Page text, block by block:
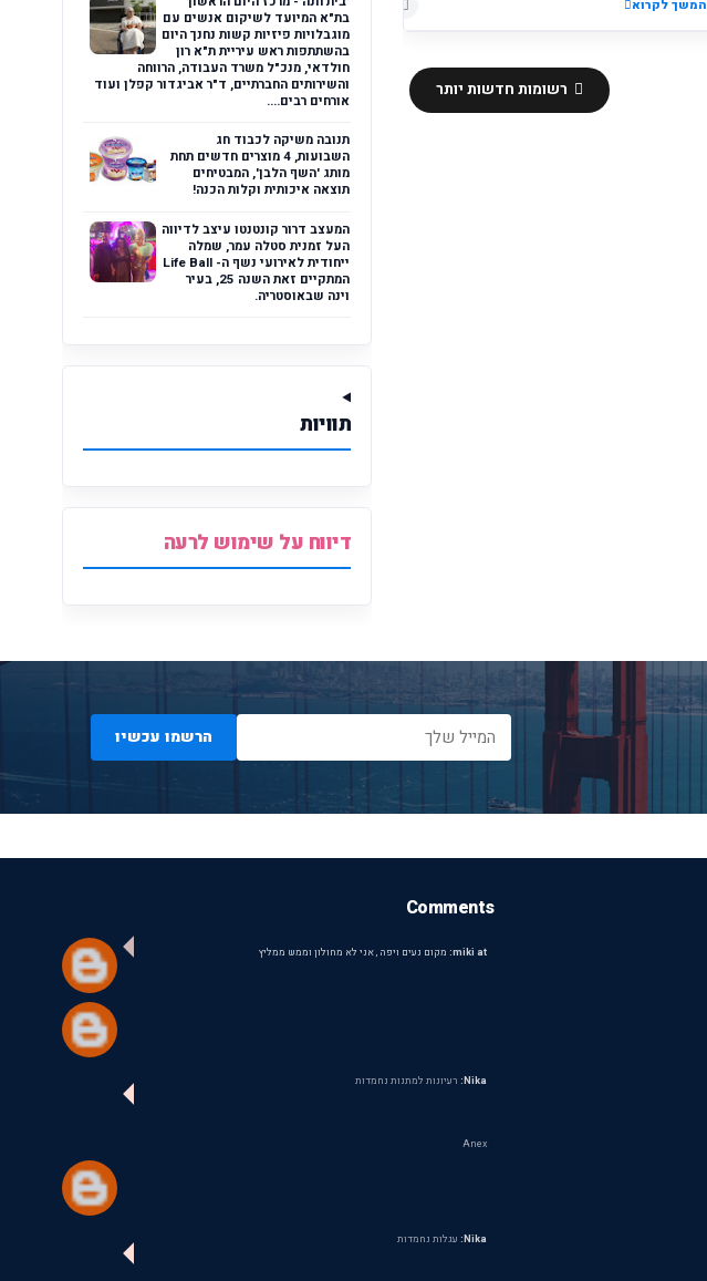
הוסף רשומת תגובה המשך לקרוא הוסף רשומת תגובה
רשומות חדשות יותר
בת"א המיועד לשיקום אנשים עם
מוגבלויות פיזיות קשות נחנך היום
בהשתתפות ראש עיריית ת"א רון
חולדאי, מנכ"ל משרד העבודה, הרווחה
והשירותים החברתיים, ד"ר אביגדור קפלן ועוד
אורחים רבים....
תנובה משיקה לכבוד חג
השבועות, 4 מוצרים חדשים תחת
מותג 'השף הלבן', המבטיחים
תוצאה איכותית וקלות הכנה!
המעצב דרור קונטנטו עיצב לדיווה
העל זמנית סטלה עמר, שמלה
ייחודית לאירועי נשף ה- Life Ball
המתקיים זאת השנה 25, בעיר
וינה שבאוסטריה.
תוויות
דיווח על שימוש לרעה
הרשמו עכשיו
Comments
miki at: מקום נעים ויפה , אני לא מחולון וממש ממליץ
Nika: רעיונות למתנות נחמדות
Anex
Nika: עגלות נחמדות